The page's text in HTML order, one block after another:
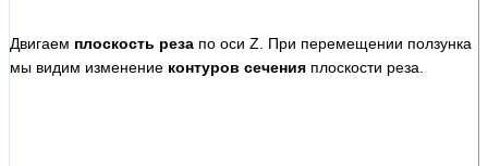
Двигаем плоскость реза по оси Z. При перемещении ползунка
мы видим изменение контуров сечения плоскости реза.